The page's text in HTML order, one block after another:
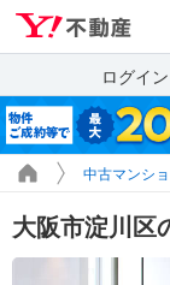
ログイン
中古マンシ
大阪市淀川区